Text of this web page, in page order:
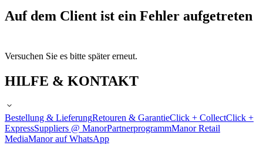
Auf dem Client ist ein Fehler aufgetreten
Versuchen Sie es bitte später erneut.
HILFE & KONTAKT
Bestellung & LieferungRetouren & GarantieClick + CollectClick +
ExpressSuppliers @ ManorPartnerprogrammManor Retail
MediaManor auf WhatsApp